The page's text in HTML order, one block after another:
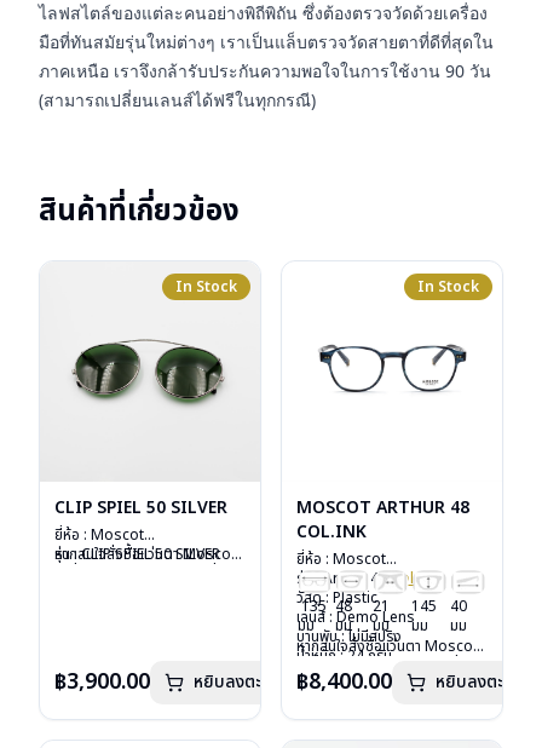
ไลฟสไตล์ของแต่ละคนอย่างพิถีพิถัน ซึ่งต้องตรวจวัดด้วยเครื่อง
มือที่ทันสมัยรุ่นใหม่ต่างๆ เราเป็นแล็บตรวจวัดสายตาที่ดีที่สุดใน
ภาคเหนือ เราจึงกล้ารับประกันความพอใจในการใช้งาน 90 วัน
(สามารถเปลี่ยนเลนส์ได้ฟรีในทุกกรณี)
สินค้าที่เกี่ยวข้อง
In Stock
CLIP SPIEL 50 SILVER
ยี่ห้อ : Moscot
รุ่น : CLIP SPIEL 50 SILVER
การรับประกัน : 1 ปี
หากสนใจสั่งชื้อแว่นตา Moscot
฿3,900.00 หยิบลงตะกร้า
In Stock
MOSCOT ARTHUR 48
COL.INK
ยี่ห้อ : Moscot
รุ่น : Arthur 48Col.ink
วัสดุ : Plastic
เลนส์ : Demo Lens
บานพับ : ไม่มีสปริง
น้ำหนัก : 24 กรัม
อุปกรณ์ : กล่องแว่น, กล่อง
กระดาษ, ผ้าเช็ดแว่น
การรับประกัน : 1 ปี
135
มม
48
มม
21
มม
145
มม
40
มม
หากสนใจสั่งชื้อแว่นตา Moscot
ลงไว้กรุณาติดต่อเราคลิก
฿8,400.00 หยิบลงตะกร้า